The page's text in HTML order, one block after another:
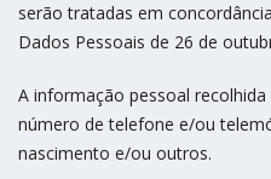
serão tratadas em
Dados Pessoais de 26 de
A informação pessoal
número de telefone e/ou
nascimento e/ou outros.